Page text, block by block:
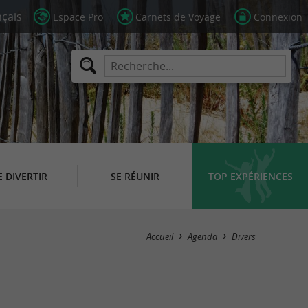
Espace Pro Carnets de Voyage Connexion
DIVERTIR SE RÉUNIR TOP EXPÉRIENCES
Masquer la carte
Accueil Agenda Divers